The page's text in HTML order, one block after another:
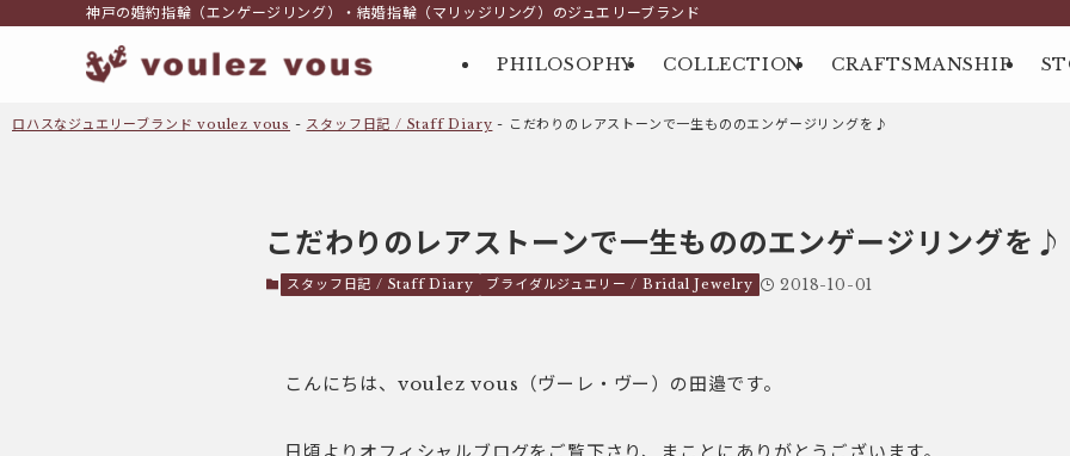
神戸の婚約指輪（エンゲージリング）・結婚指輪（マリッジリング）のジュエリーブランド
PHILOSOPHY COLLECTION CRAFTSMANSHIP
ロハスなジュエリーブランド voulez vous - スタッフ日記 / Staff Diary - こだわりのレアストーンで一生もののエンゲージリングを♪
こだわりのレアストーンで一生もののエンゲージリングを♪
スタッフ日記 / Staff Diary ブライダルジュエリー / Bridal Jewelry 2018-10-01
こんにちは、voulez vous（ヴーレ・ヴー）の田邉です。